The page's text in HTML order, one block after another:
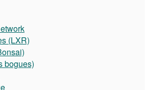
(LXR)
bogues)